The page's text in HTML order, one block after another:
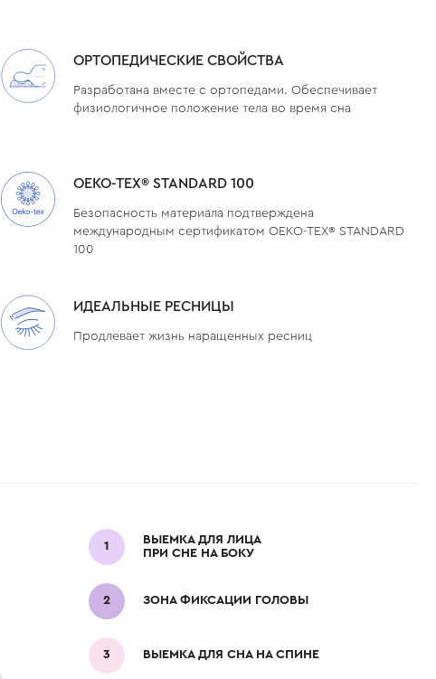
ОРТОПЕДИЧЕСКИЕ СВОЙСТВА
Разработана вместе с ортопедами. Обеспечивает
физиологичное положение тела во время сна
OEKO-TEX®️ STANDARD 100
Безопасность материала подтверждена
международным сертификатом OEKO-TEX®️ STANDARD
100
ИДЕАЛЬНЫЕ РЕСНИЦЫ
Продлевает жизнь наращенных ресниц
ВЫЕМКА ДЛЯ ЛИЦА
ПРИ СНЕ НА БОКУ
ЗОНА ФИКСАЦИИ ГОЛОВЫ
ВЫЕМКА ДЛЯ СНА НА СПИНЕ